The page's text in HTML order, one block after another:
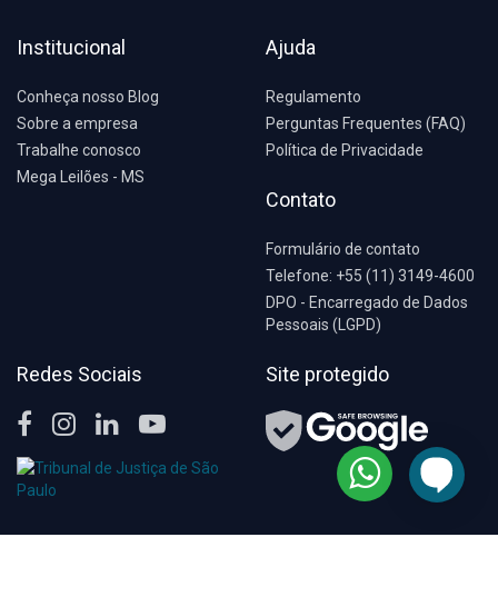
Institucional
Conheça nosso Blog
Sobre a empresa
Trabalhe conosco
Mega Leilões - MS
Ajuda
Regulamento
Perguntas Frequentes (FAQ)
Política de Privacidade
Contato
Formulário de contato
Telefone: +55 (11) 3149-4600
DPO - Encarregado de Dados
Pessoais (LGPD)
Redes Sociais Site protegido